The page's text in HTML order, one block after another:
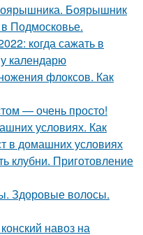
Боярышник
Подмосковье.
когда сажать в
календарю
флоксов. Как
— очень просто!
условиях. Как
в домашних условиях
клубни. Приготовление
Здоровые волосы.
навоз на